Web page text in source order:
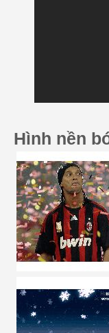
Hình nền